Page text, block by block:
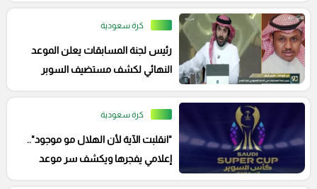
كرة سعودية
رئيس لجنة المسابقات يعلن الموعد
النهائي لكشف مستضيف السوبر
كرة سعودية
"انقلبت الآية لأن الهلال مو موجود"..
إعلامي يفجرها ويكشف سر موعد